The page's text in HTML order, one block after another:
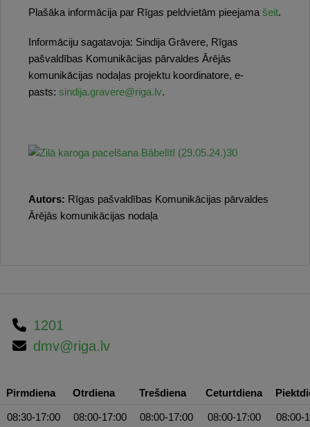
Plašāka informācija par Rīgas peldvietām pieejama šeit.
Informāciju sagatavoja: Sindija Grāvere, Rīgas
pašvaldības Komunikācijas pārvaldes Ārējās
komunikācijas nodaļas projektu koordinatore, e-
pasts: sindija.gravere@riga.lv.
Autors: Rīgas pašvaldības Komunikācijas pārvaldes
Ārējās komunikācijas nodaļa
1201
dmv@riga.lv
Pirmdiena Otrdiena Trešdiena Ceturtdiena
08:30-17:00 08:00-17:00 08:00-17:00 08:00-17:00 08:00-